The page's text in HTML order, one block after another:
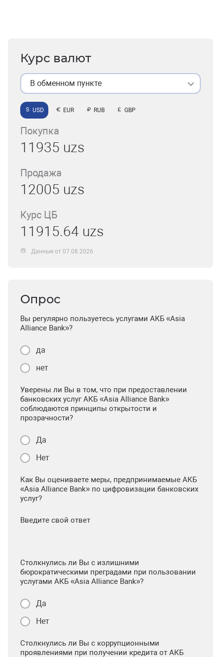
Курс валют
В обменном пункте
USD EUR RUB GBP
Покупка
11935 uzs
Продажа
12005 uzs
Курс ЦБ
11915.64 uzs
Данные от 07.08.2026
Опрос
Вы регулярно пользуетесь услугами АКБ «Asia
Alliance Bank»?
да
нет
Уверены ли Вы в том, что при предоставлении
банковских услуг АКБ «Asia Alliance Bank»
соблюдаются принципы открытости и
прозрачности?
Да
Нет
Как Вы оцениваете меры, предпринимаемые АКБ
«Asia Alliance Bank» по цифровизации банковских
услуг?
Введите свой ответ
Столкнулись ли Вы с излишними
бюрократическими преградами при пользовании
услугами АКБ «Asia Alliance Bank»?
Да
Нет
Столкнулись ли Вы с коррупционными
проявлениями при получении кредита от АКБ